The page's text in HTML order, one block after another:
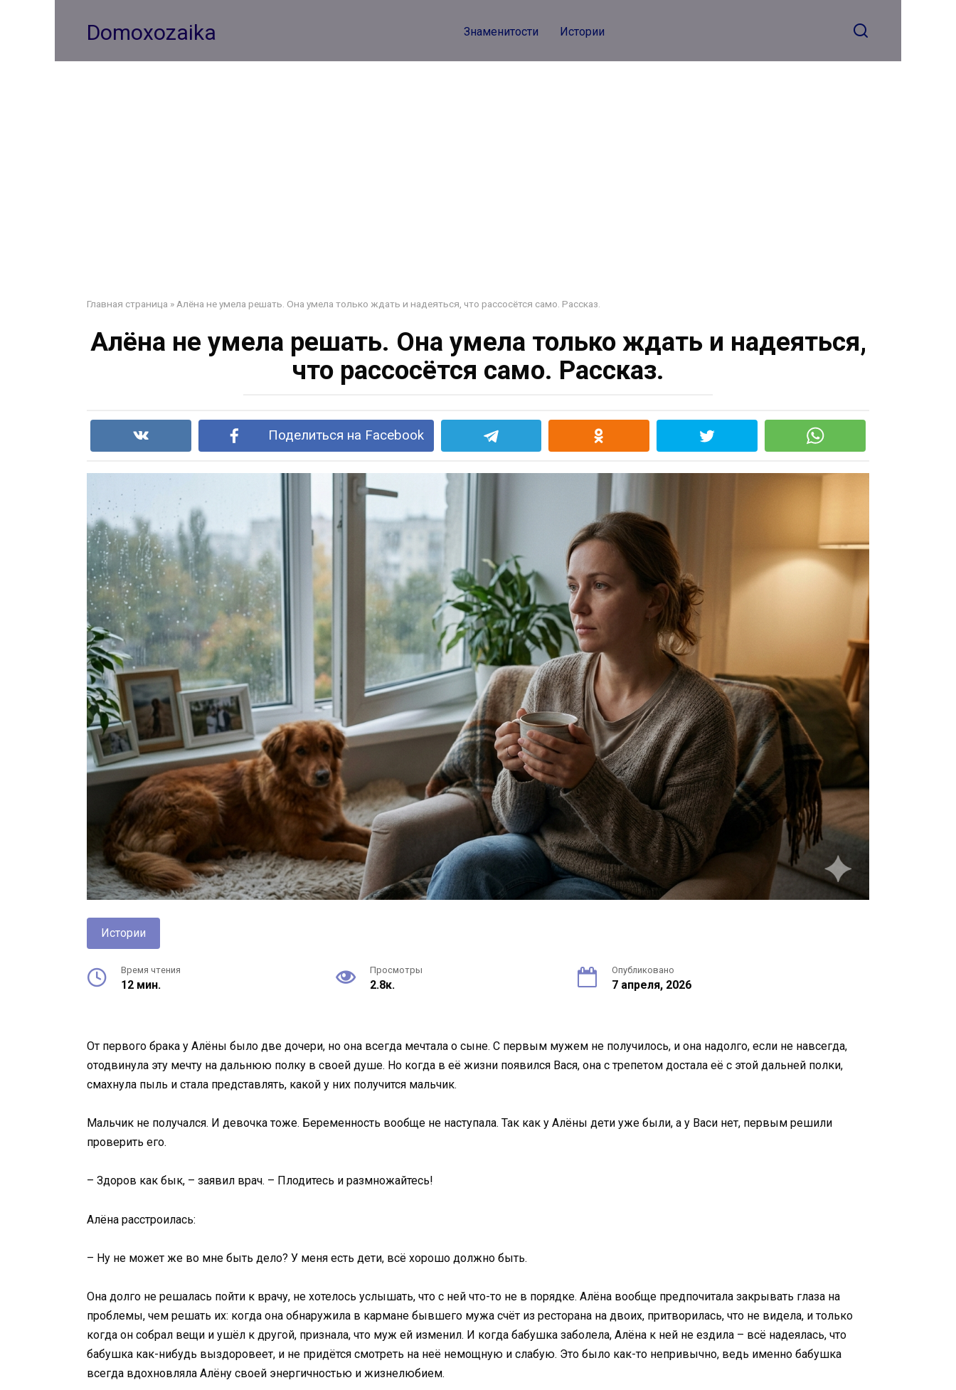
Domoxozaika Знаменитости Истории
Главная страница » Алёна не умела решать. Она умела только ждать и надеяться, что рассосётся само. Рассказ.
Алёна не умела решать. Она умела только ждать и надеяться,
что рассосётся само. Рассказ.
Поделиться на Facebook
Истории
Время чтения
12 мин.
Просмотры
2.8к.
Опубликовано
7 апреля, 2026
От первого брака у Алёны было две дочери, но она всегда мечтала о сыне. С первым мужем не получилось, и она надолго, если не навсегда,
отодвинула эту мечту на дальнюю полку в своей душе. Но когда в её жизни появился Вася, она с трепетом достала её с этой дальней полки,
смахнула пыль и стала представлять, какой у них получится мальчик.
Мальчик не получался. И девочка тоже. Беременность вообще не наступала. Так как у Алёны дети уже были, а у Васи нет, первым решили
проверить его.
– Здоров как бык, – заявил врач. – Плодитесь и размножайтесь!
Алёна расстроилась:
– Ну не может же во мне быть дело? У меня есть дети, всё хорошо должно быть.
Она долго не решалась пойти к врачу, не хотелось услышать, что с ней что-то не в порядке. Алёна вообще предпочитала закрывать глаза на
проблемы, чем решать их: когда она обнаружила в кармане бывшего мужа счёт из ресторана на двоих, притворилась, что не видела, и только
когда он собрал вещи и ушёл к другой, признала, что муж ей изменил. И когда бабушка заболела, Алёна к ней не ездила – всё надеялась, что
бабушка как-нибудь выздоровеет, и не придётся смотреть на неё немощную и слабую. Это было как-то непривычно, ведь именно бабушка
всегда вдохновляла Алёну своей энергичностью и жизнелюбием.